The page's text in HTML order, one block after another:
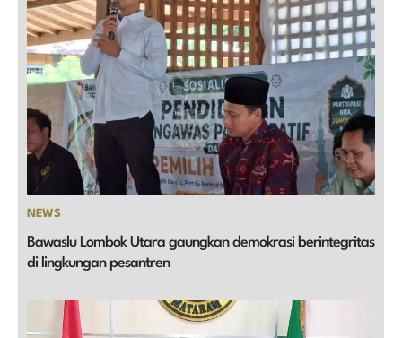
NEWS
Bawaslu Lombok Utara gaungkan demokrasi berintegritas
di lingkungan pesantren